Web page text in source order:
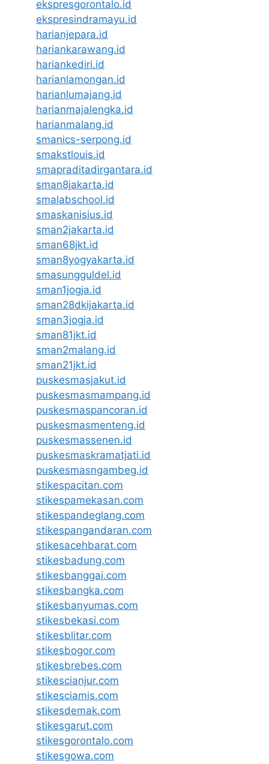
ekspresgorontalo.id
ekspresindramayu.id
harianjepara.id
hariankarawang.id
hariankediri.id
harianlamongan.id
harianlumajang.id
harianmajalengka.id
harianmalang.id
smanics-serpong.id
smakstlouis.id
smapraditadirgantara.id
sman8jakarta.id
smalabschool.id
smaskanisius.id
sman2jakarta.id
sman68jkt.id
sman8yogyakarta.id
smasungguldel.id
sman1jogja.id
sman28dkijakarta.id
sman3jogja.id
sman81jkt.id
sman2malang.id
sman21jkt.id
puskesmasjakut.id
puskesmasmampang.id
puskesmaspancoran.id
puskesmasmenteng.id
puskesmassenen.id
puskesmaskramatjati.id
puskesmasngambeg.id
stikespacitan.com
stikespamekasan.com
stikespandeglang.com
stikespangandaran.com
stikesacehbarat.com
stikesbadung.com
stikesbanggai.com
stikesbangka.com
stikesbanyumas.com
stikesbekasi.com
stikesblitar.com
stikesbogor.com
stikesbrebes.com
stikescianjur.com
stikesciamis.com
stikesdemak.com
stikesgarut.com
stikesgorontalo.com
stikesgowa.com